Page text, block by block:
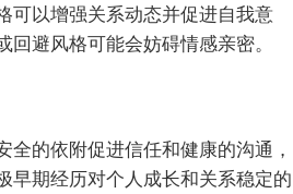
可以增强关系动态并促进自我意
避风格可能会妨碍情感亲密。
的依附促进信任和健康的沟通，
早期经历对个人成长和关系稳定的